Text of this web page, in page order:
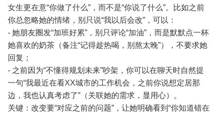
女生更在意“你做了什么”，而不是“你说了什么”。比如之前
你总忽略她的情绪，别只说“我以后会改”，可以：
- 她朋友圈发“加班好累”，别只评论“加油”，而是默默点一杯
她喜欢的奶茶（备注“记得趁热喝，别熬太晚”），不要求她
回复；
- 之前因为“不懂得规划未来”吵架，你可以在聊天时自然提
一句“我最近在看XX城市的工作机会，之前你说想定居那
边，我也认真考虑了”（关联她的需求，显用心）。
关键：改变要“对应之前的问题”，让她明确看到“你知道错在